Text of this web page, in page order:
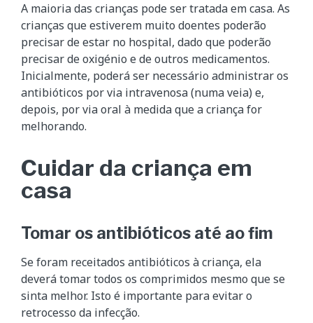
A maioria das crianças pode ser tratada em casa. As
crianças que estiverem muito doentes poderão
precisar de estar no hospital, dado que poderão
precisar de oxigénio e de outros medicamentos.
Inicialmente, poderá ser necessário administrar os
antibióticos por via intravenosa (numa veia) e,
depois, por via oral à medida que a criança for
melhorando.
Cuidar da criança em
casa
Tomar os antibióticos até ao fim
Se foram receitados antibióticos à criança, ela
deverá tomar todos os comprimidos mesmo que se
sinta melhor. Isto é importante para evitar o
retrocesso da infecção.